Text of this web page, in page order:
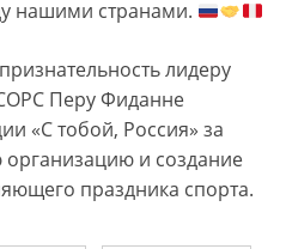
нашими странами.
лидеру
Перу Фиданне
«С тобой, Россия» за
и создание
праздника спорта.